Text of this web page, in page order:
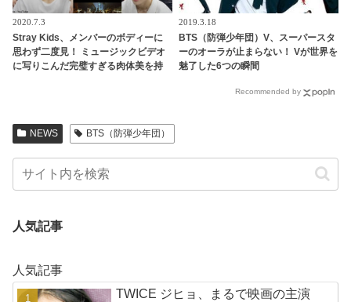
2020.7.3
Stray Kids、メンバーのボディーに
思わず二度見！ ミュージックビデオ
に写りこんだ完璧すぎる肉体美を持
2019.3.18
BTS（防弾少年団）V、スーパースタ
ーのオーラが止まらない！ Vが世界を
魅了した6つの瞬間
Recommended by
NEWS BTS（防弾少年団）
人気記事
人気記事
TWICE ジヒョ、まるで映画の主演